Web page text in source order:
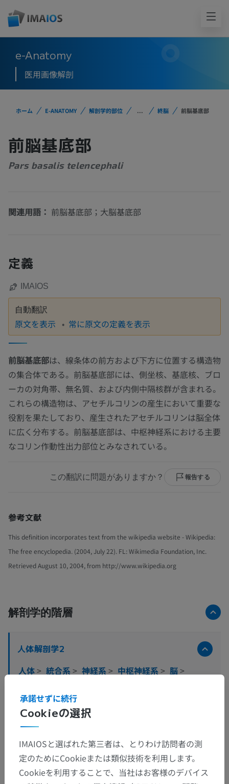
e-Anatomy
医用画像解剖
ホーム E-ANATOMY 解剖学的部位 ... 終脳 前脳基底部
前脳基底部
Pars basalis telencephali
関連用語： 前脳基底部；大脳基底部
定義
IMAIOS
自動翻訳
原文を表示 常に原文の定義を表示
前脳基底部は、線条体の前方および下方に位置する構造物
の集合体である。前脳基底部には、側坐核、基底核、ブロ
ーカの対角帯、無名質、および内側中隔核群が含まれる。
これらの構造物は、アセチルコリンの産生において重要な
役割を果たしており、産生されたアセチルコリンは脳全体
に広く分布する。前脳基底部は、中枢神経系における主要
なコリン作動性出力部位とみなされている。
この翻訳に問題がありますか？ 報告する
参考文献
This definition incorporates text from the wikipedia website - Wikipedia:
The free encyclopedia. (2004, July 22). FL: Wikimedia Foundation, Inc.
Retrieved August 10, 2004, from http://www.wikipedia.org
解剖学的階層
人体解剖学2
人体> 統合系> 神経系> 中枢神経系> 脳>
下位構造：
嗅覚構造
前有孔質
前脳基底部の大細胞核群
対角帯
Cookieの選択
承諾せずに続行
IMAIOSと選ばれた第三者は、とりわけ訪問者の測
定のためにCookieまたは類似技術を利用します。
Cookieを利用することで、当社はお客様のデバイス